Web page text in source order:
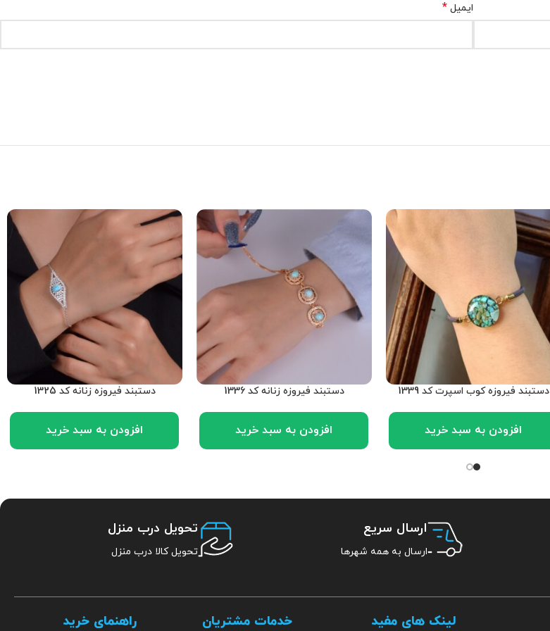
ایمیل *
دستبند فیروزه کوب اسپرت کد 1339
افزودن به سبد خرید
دستبند فیروزه زنانه کد 1336
افزودن به سبد خرید
دستبند فیروزه زنانه کد 1325
افزودن به سبد خرید
ارسال سریع
ارسال به همه شهرها
تحویل درب منزل
تحویل کالا درب منزل
لینک های مفید خدمات مشتریان راهنمای خرید